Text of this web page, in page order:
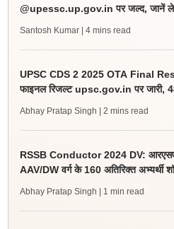
@upessc.up.gov.in पर जल्द, जानें
Santosh Kumar | 4 mins read
UPSC CDS 2 2025 OTA Final
फाइनल रिजल्ट upsc.gov.in पर जारी,
Abhay Pratap Singh | 2 mins read
RSSB Conductor 2024 DV:
AAV/DW वर्ग के 160 अतिरिक्त अभ्यर्थी
Abhay Pratap Singh | 1 min read